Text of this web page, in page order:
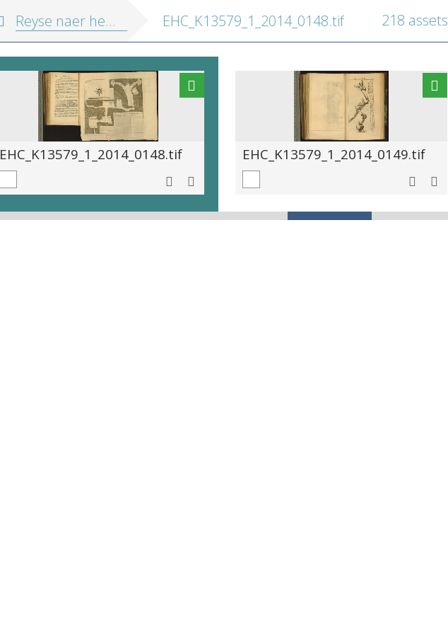
Reyse naer het H. Land, gedaen in de jaeren 1776. en 1777. EHC_K13579_1_2014_0148.tif 218 assets
EHC_K13579_1_2014_0148.tif EHC_K13579_1_2014_0149.tif